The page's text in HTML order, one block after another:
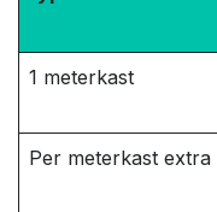
1 meterkast
Per meterkast extra